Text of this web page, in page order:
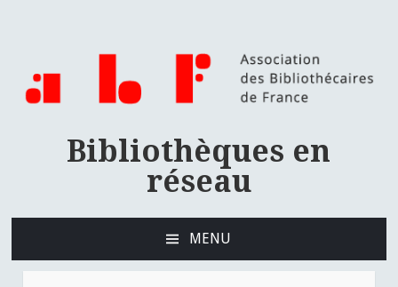
Bibliothèques en
réseau
MENU